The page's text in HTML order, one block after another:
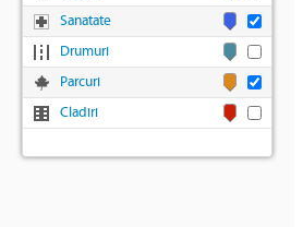
Sanatate
Drumuri
Parcuri
Cladiri